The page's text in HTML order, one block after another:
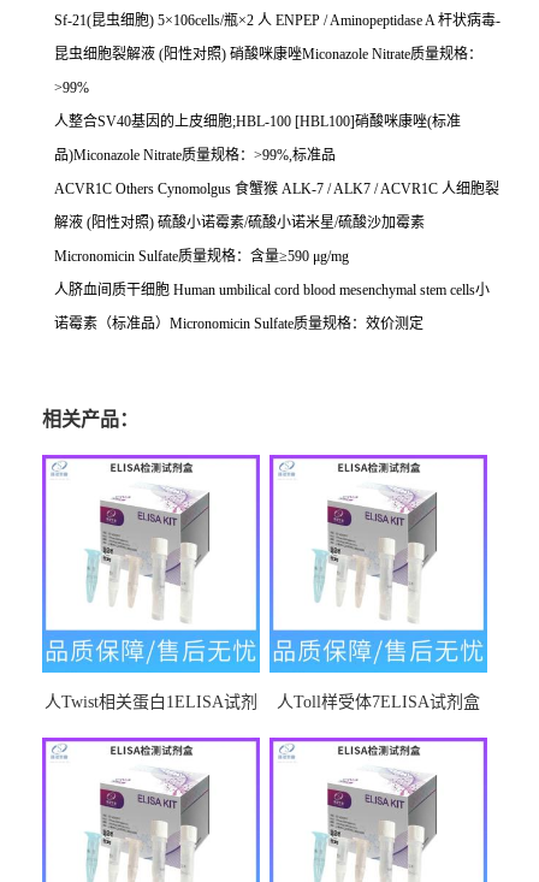
Sf-21(昆虫细胞) 5×106cells/瓶×2 人 ENPEP / Aminopeptidase A杆状病毒-
昆虫细胞裂解液 (阳性对照) 硝酸咪康唑Miconazole Nitrate质量规格：
>99%
人整合SV40基因的上皮细胞;HBL-100 [HBL100]硝酸咪康唑(标准
品)Miconazole Nitrate质量规格： >99%,标准品
ACVR1C Others Cynomolgus 食蟹猴 ALK-7 / ALK7 / ACVR1C 人细胞裂
解液 (阳性对照) 硫酸小诺霉素/硫酸小诺米星/硫酸沙加霉素
Micronomicin Sulfate质量规格：含量≥590 μg/mg
人脐血间质干细胞 Human umbilical cord blood mesenchymal stem cells小
诺霉素（标准品） Micronomicin Sulfate质量规格：效价测定
相关产品：
人Twist相关蛋白1ELISA试剂
人Toll样受体7ELISA试剂盒